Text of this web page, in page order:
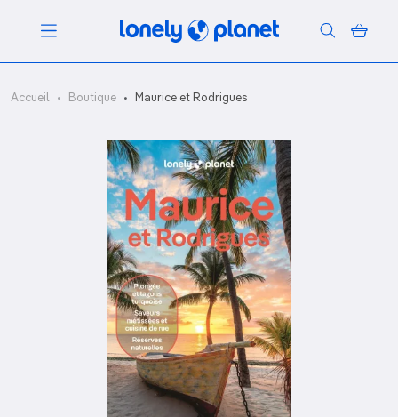
Menu
Votre recherche
Accueil Boutique Maurice et Rodrigues